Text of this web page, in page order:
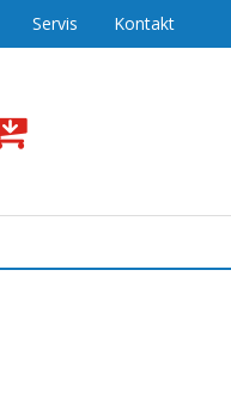
Servis Kontakt